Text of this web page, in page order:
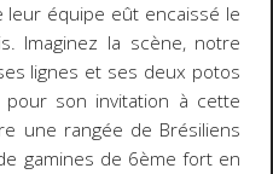
équipe eût encaissé le
Imaginez la scène, notre
lignes et ses deux potos
son invitation à cette
une rangée de Brésiliens
gamines de 6ème fort en